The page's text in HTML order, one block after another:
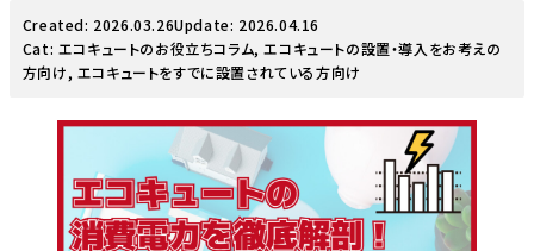
Created: 2026.03.26Update: 2026.04.16
Cat: エコキュートのお役立ちコラム,エコキュートの設置・導入をお考えの
方向け, エコキュートをすでに設置されている方向け